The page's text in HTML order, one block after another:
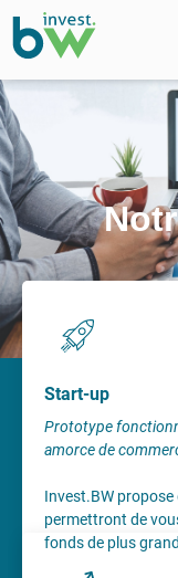
Start-up
Prototype
amorce de
Invest.BW
permettront de
fonds de plus